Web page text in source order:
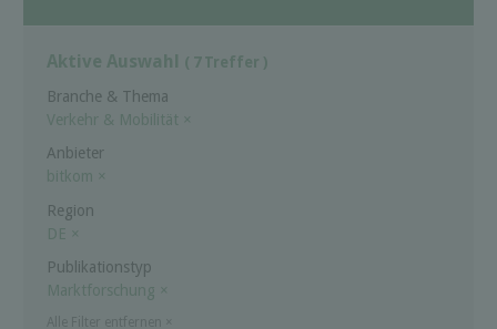
Aktive Auswahl ( 7 Treffer )
Branche & Thema
Verkehr & Mobilität ×
Anbieter
bitkom ×
Region
DE ×
Publikationstyp
Marktforschung ×